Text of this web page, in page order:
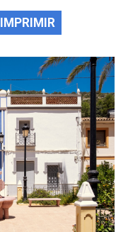
IMPRIMIR